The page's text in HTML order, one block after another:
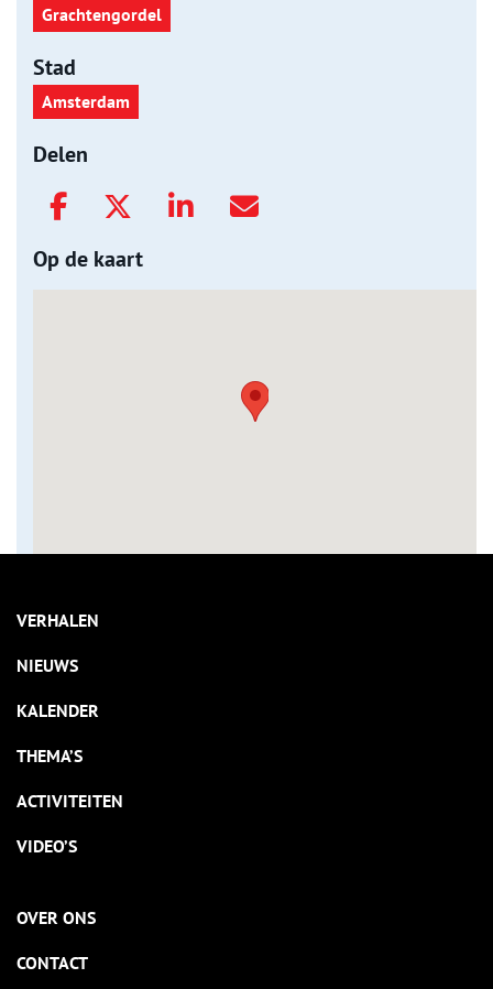
Grachtengordel
Stad
Amsterdam
Delen
Op de kaart
VERHALEN
NIEUWS
KALENDER
THEMA’S
ACTIVITEITEN
VIDEO’S
OVER ONS
CONTACT